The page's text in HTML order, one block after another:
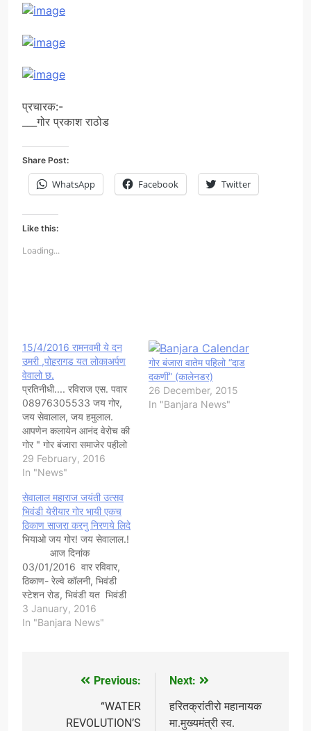
प्रचारक:-
___गोर प्रकाश राठोड
Share Post:
WhatsApp Facebook Twitter
Like this:
Loading...
15/4/2016 रामनवमी ये दन
उमरी ,पोहरागड यत लोकाअर्पण
वेवालो छ.
प्रतिनीधी.... रविराज एस. पवार
08976305533 जय गोर,
जय सेवालाल, जय हमुलाल.
आपणेन कलायेन आनंद वेरोच की
गोर " गोर बंजारा समाजेर पहीलो
धर्मपीठ"15/4/2016 रामनवमी
ये दन उमरी ,पोहरागड यत
****************************
--कार्यक्रम रुपरेषा-- 1)
11/4/2016 ये दन परबाती 9
.वाजता "हमुलाल महाराज मंदीर,
तिथक्षेत्र अथनी विजापुर…
29 February, 2016
In "News"
गोर बंजारा वातेम पहिलो “दाड
दकणीं” (कालेनडर)
26 December, 2015
In "Banjara News"
सेवालाल महाराज जयंती उत्सव
भिवंडी येरीयार गोर भायी एकच
ठिकाण साजरा करनु निरणये लिदे
भियाओ जय गोर! जय सेवालाल.!
आज दिनांक
03/01/2016 वार रविवार,
ठिकाण- रेल्वे कॉलनी, भिवंडी
स्टेशन रोड, भिवंडी यत भिवंडी
तालुकामाईर से गोरबंजारा
रहिवाशी एकत्र आन फेब्रुवारी
आज सारी भिवंडीर नवयुवकेर
3 January, 2016
In "Banjara News"
navigation
Previous:
“WATER
REVOLUTION’S
Next:
हरितक्रांतीरो महानायक
मा.मुख्यमंत्री स्व.